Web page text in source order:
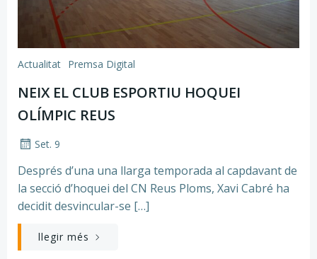
Actualitat Premsa Digital
NEIX EL CLUB ESPORTIU HOQUEI
OLÍMPIC REUS
Set. 9
Després d’una una llarga temporada al capdavant de
la secció d’hoquei del CN Reus Ploms, Xavi Cabré ha
decidit desvincular-se […]
llegir més